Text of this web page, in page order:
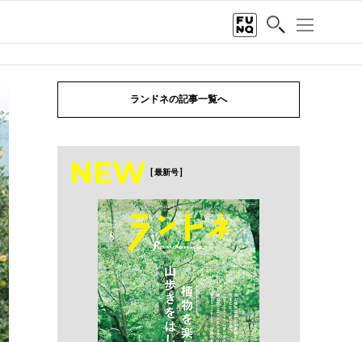
ランドネの記事一覧へ
NEW [ 最新号 ]